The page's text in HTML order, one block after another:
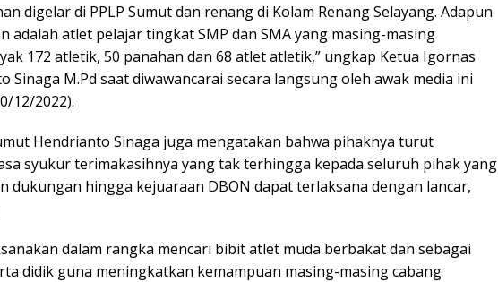
digelar di PPLP Sumut dan renang di Kolam Renang Selayang. Adapun
adalah atlet pelajar tingkat SMP dan SMA yang masing-masing
172 atletik, 50 panahan dan 68 atlet atletik,” ungkap Ketua Igornas
Sinaga M.Pd saat diwawancarai secara langsung oleh awak media ini
12/2022).
Hendrianto Sinaga juga mengatakan bahwa pihaknya turut
syukur terimakasihnya yang tak terhingga kepada seluruh pihak yang
dukungan hingga kejuaraan DBON dapat terlaksana dengan lancar,
dalam rangka mencari bibit atlet muda berbakat dan sebagai
didik guna meningkatkan kemampuan masing-masing cabang